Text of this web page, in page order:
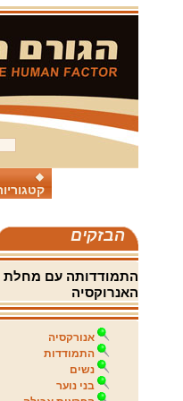
הבזקים
התמודדותה עם מחלת
האנרוקסיה
אנורקסיה
התמודדות
נשים
בני נוער